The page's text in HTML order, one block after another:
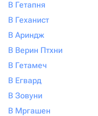
В Гетапня
В Геханист
В Ариндж
В Верин Птхни
В Гетамеч
В Егвард
В Зовуни
В Мргашен